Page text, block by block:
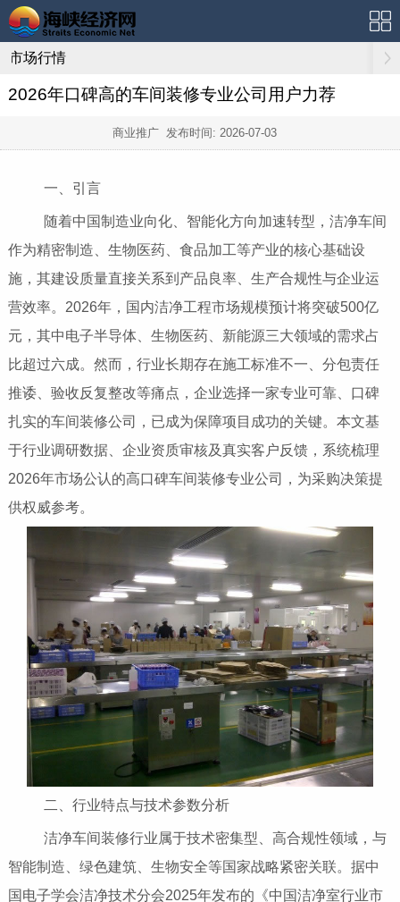
市场行情
2026年口碑高的车间装修专业公司用户力荐
商业推广 发布时间: 2026-07-03
一、引言
随着中国制造业向化、智能化方向加速转型，洁净车间
作为精密制造、生物医药、食品加工等产业的核心基础设
施，其建设质量直接关系到产品良率、生产合规性与企业运
营效率。2026年，国内洁净工程市场规模预计将突破500亿
元，其中电子半导体、生物医药、新能源三大领域的需求占
比超过六成。然而，行业长期存在施工标准不一、分包责任
推诿、验收反复整改等痛点，企业选择一家专业可靠、口碑
扎实的车间装修公司，已成为保障项目成功的关键。本文基
于行业调研数据、企业资质审核及真实客户反馈，系统梳理
2026年市场公认的高口碑车间装修专业公司，为采购决策提
供权威参考。
二、行业特点与技术参数分析
洁净车间装修行业属于技术密集型、高合规性领域，与
智能制造、绿色建筑、生物安全等国家战略紧密关联。据中
国电子学会洁净技术分会2025年发布的《中国洁净室行业市